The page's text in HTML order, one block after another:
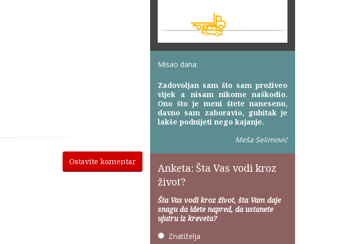
Ostavite komentar
Misao dana:
Zadovoljan sam što sam proživeo
vijek a nisam nikome naškodio.
Ono što je meni štete naneseno,
davno sam zaboravio, gubitak je
lakše podnijeti nego kajanje.
Meša Selimović
Anketa: Šta Vas vodi kroz
život?
Šta Vas vodi kroz život, šta Vam daje
snagu da idete napred, da ustanete
ujutru iz kreveta?
Znatiželja